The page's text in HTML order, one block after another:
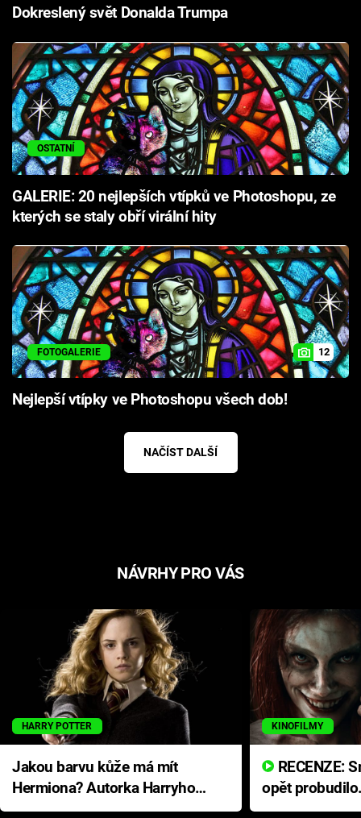
Dokreslený svět Donalda Trumpa
OSTATNÍ
GALERIE: 20 nejlepších vtípků ve Photoshopu, ze
kterých se staly obří virální hity
FOTOGALERIE 12
Nejlepší vtípky ve Photoshopu všech dob!
NAČÍST DALŠÍ
NÁVRHY PRO VÁS
HARRY POTTER
Jakou barvu kůže má mít
Hermiona? Autorka Harryho
Pottera přišla s ráznou
KINOFILMY
opět
přichází s